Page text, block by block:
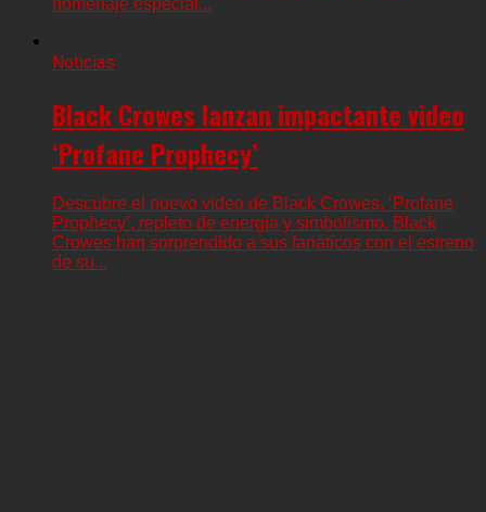
homenaje especial...
Noticias
Black Crowes lanzan impactante video
‘Profane Prophecy’
Descubre el nuevo video de Black Crowes, ‘Profane
Prophecy’, repleto de energía y simbolismo. Black
Crowes han sorprendido a sus fanáticos con el estreno
de su...